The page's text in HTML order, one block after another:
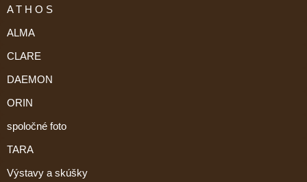
A T H O S
ALMA
CLARE
DAEMON
ORIN
spoločné foto
TARA
Výstavy a skúšky